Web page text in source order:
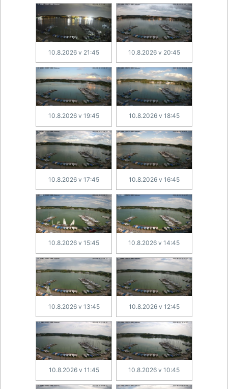
10.8.2026 v 21:45 10.8.2026 v 20:45
10.8.2026 v 19:45 10.8.2026 v 18:45
10.8.2026 v 17:45 10.8.2026 v 16:45
10.8.2026 v 15:45 10.8.2026 v 14:45
10.8.2026 v 13:45 10.8.2026 v 12:45
10.8.2026 v 11:45 10.8.2026 v 10:45